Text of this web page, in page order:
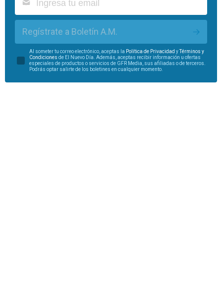
Regístrate a Boletín A.M.
Al someter tu correo electrónico, aceptas la Política de Privacidad yTérminos y
Condiciones de El Nuevo Día. Además, aceptas recibir información u ofertas
especiales de productos o servicios de GFR Media, sus afiliadas o de terceros.
Podrás optar salirte de los boletines en cualquier momento.